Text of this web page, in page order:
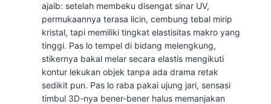
ajaib: setelah membeku disengat sinar UV,
permukaannya terasa licin, cembung tebal mirip
kristal, tapi memiliki tingkat elastisitas makro yang
tinggi. Pas lo tempel di bidang melengkung,
stikernya bakal melar secara elastis mengikuti
kontur lekukan objek tanpa ada drama retak
sedikit pun. Pas lo raba pakai ujung jari, sensasi
timbul 3D-nya bener-bener halus memanjakan